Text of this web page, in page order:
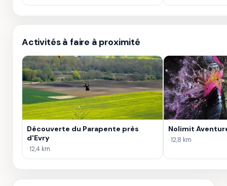
Activités à faire à proximité
Découverte du Parapente près
d'Evry
· 12,4 km
Nolimit
· 12,8 km